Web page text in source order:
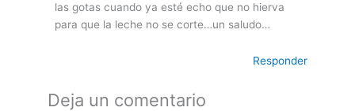
las gotas cuando ya esté echo que no hierva
para que la leche no se corte…un saludo…
Responder
Deja un comentario